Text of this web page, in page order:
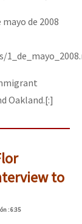
de 2008
Oakland.[:]
to
: 6:35